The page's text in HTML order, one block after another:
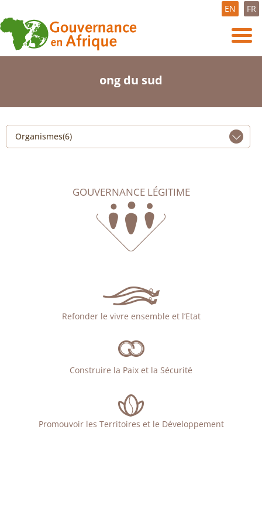
EN FR
ong du sud
Organismes(6)
GOUVERNANCE LÉGITIME
Refonder le vivre ensemble et l’Etat
Construire la Paix et la Sécurité
Promouvoir les Territoires et le Développement